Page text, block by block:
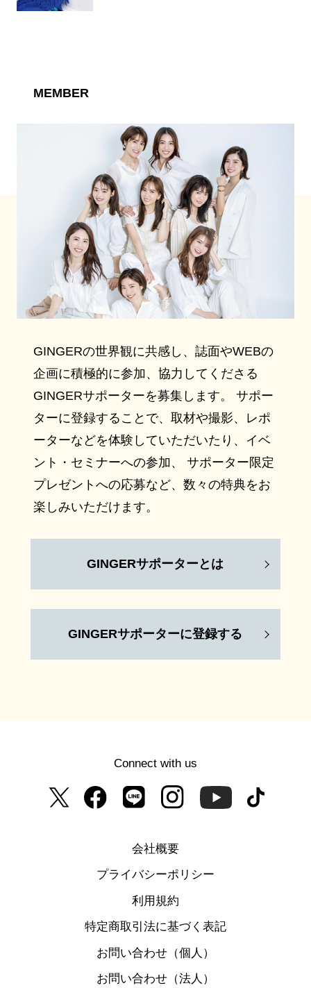
MEMBER
GINGERの世界観に共感し、誌面やWEBの
企画に積極的に参加、協力してくださる
GINGERサポーターを募集します。 サポー
ターに登録することで、取材や撮影、レポ
ーターなどを体験していただいたり、イベ
ント・セミナーへの参加、 サポーター限定
プレゼントへの応募など、数々の特典をお
楽しみいただけます。
GINGERサポーターとは
GINGERサポーターに登録する
Connect with us
会社概要
プライバシーポリシー
利用規約
特定商取引法に基づく表記
お問い合わせ（個人）
お問い合わせ（法人）